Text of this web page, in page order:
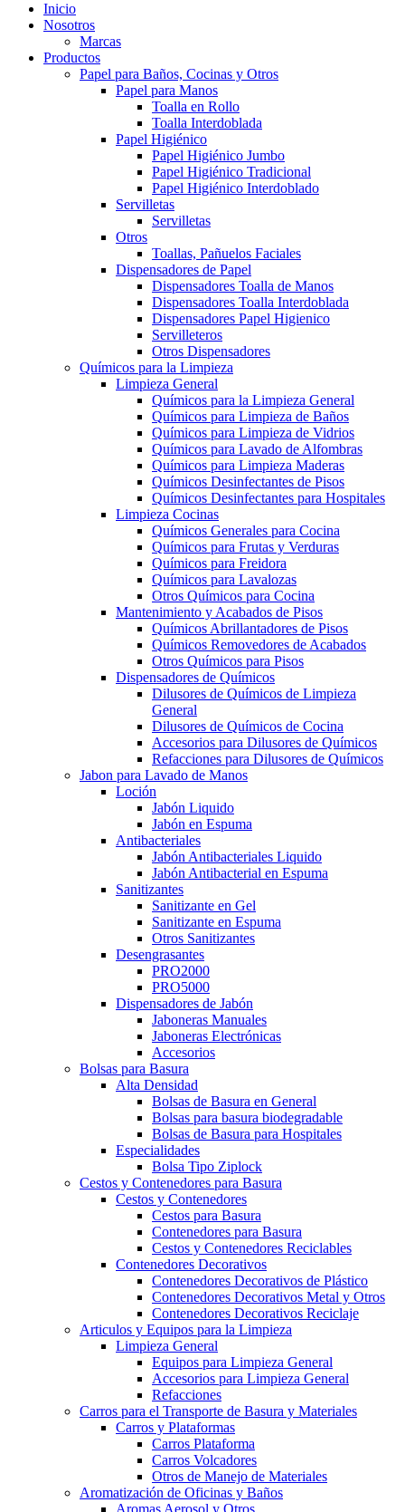
Inicio
Nosotros
Marcas
Productos
Papel para Baños, Cocinas y Otros
Papel para Manos
Toalla en Rollo
Toalla Interdoblada
Papel Higiénico
Papel Higiénico Jumbo
Papel Higiénico Tradicional
Papel Higiénico Interdoblado
Servilletas
Servilletas
Otros
Toallas, Pañuelos Faciales
Dispensadores de Papel
Dispensadores Toalla de Manos
Dispensadores Toalla Interdoblada
Dispensadores Papel Higienico
Servilleteros
Otros Dispensadores
Químicos para la Limpieza
Limpieza General
Químicos para la Limpieza General
Químicos para Limpieza de Baños
Químicos para Limpieza de Vidrios
Químicos para Lavado de Alfombras
Químicos para Limpieza Maderas
Químicos Desinfectantes de Pisos
Químicos Desinfectantes para Hospitales
Limpieza Cocinas
Químicos Generales para Cocina
Químicos para Frutas y Verduras
Químicos para Freidora
Químicos para Lavalozas
Otros Químicos para Cocina
Mantenimiento y Acabados de Pisos
Químicos Abrillantadores de Pisos
Químicos Removedores de Acabados
Otros Químicos para Pisos
Dispensadores de Químicos
Dilusores de Químicos de Limpieza
General
Dilusores de Químicos de Cocina
Accesorios para Dilusores de Químicos
Refacciones para Dilusores de Químicos
Jabon para Lavado de Manos
Loción
Jabón Liquido
Jabón en Espuma
Antibacteriales
Jabón Antibacteriales Liquido
Jabón Antibacterial en Espuma
Sanitizantes
Sanitizante en Gel
Sanitizante en Espuma
Otros Sanitizantes
Desengrasantes
PRO2000
PRO5000
Dispensadores de Jabón
Jaboneras Manuales
Jaboneras Electrónicas
Accesorios
Bolsas para Basura
Alta Densidad
Bolsas de Basura en General
Bolsas para basura biodegradable
Bolsas de Basura para Hospitales
Especialidades
Bolsa Tipo Ziplock
Cestos y Contenedores para Basura
Cestos y Contenedores
Cestos para Basura
Contenedores para Basura
Cestos y Contenedores Reciclables
Contenedores Decorativos
Contenedores Decorativos de Plástico
Contenedores Decorativos Metal y Otros
Contenedores Decorativos Reciclaje
Articulos y Equipos para la Limpieza
Limpieza General
Equipos para Limpieza General
Accesorios para Limpieza General
Refacciones
Carros para el Transporte de Basura y Materiales
Carros y Plataformas
Carros Plataforma
Carros Volcadores
Otros de Manejo de Materiales
Aromatización de Oficinas y Baños
Aromas Aerosol y Otros